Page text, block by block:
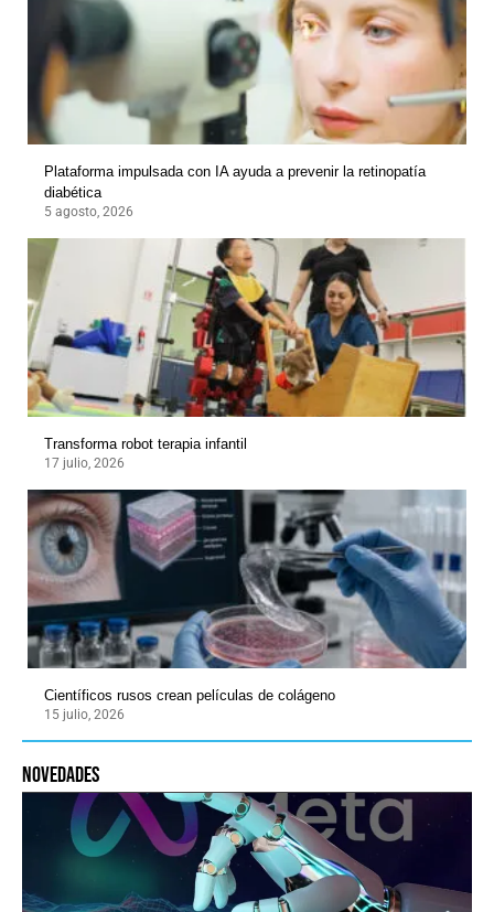
Plataforma impulsada con IA ayuda a prevenir la retinopatía
diabética
5 agosto, 2026
Transforma robot terapia infantil
17 julio, 2026
Científicos rusos crean películas de colágeno
15 julio, 2026
novedades